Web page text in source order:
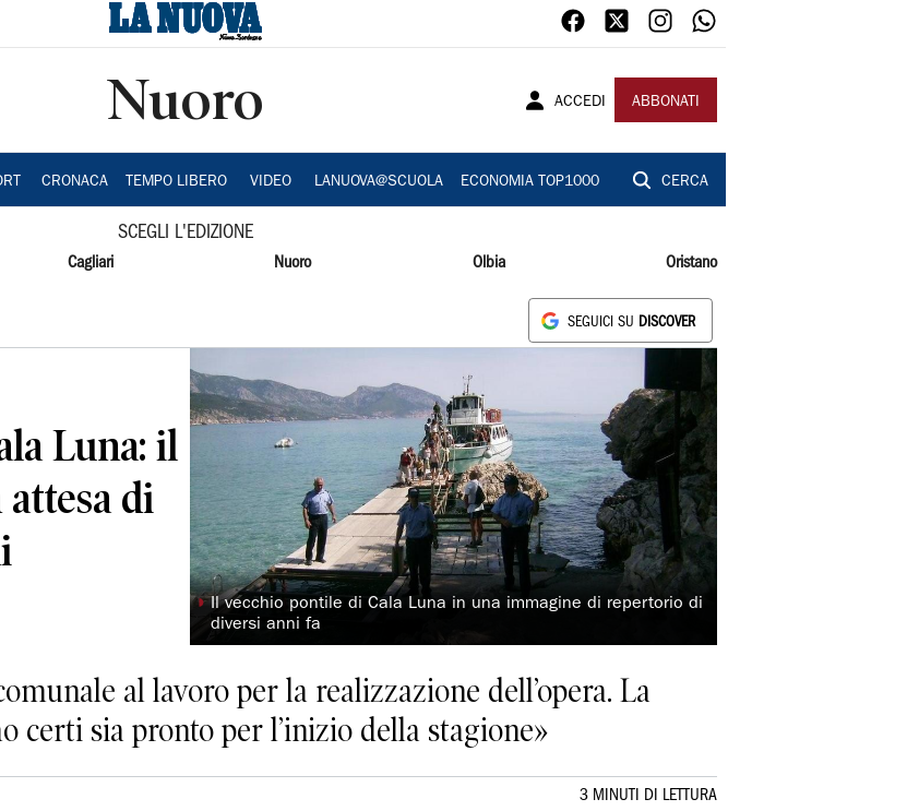
Nuoro ACCEDI ABBONATI
CRONACA TEMPO LIBERO VIDEO LANUOVA@SCUOLA ECONOMIA TOP1000 CERCA
SCEGLI L'EDIZIONE
Cagliari Nuoro Olbia Oristano
SEGUICI SU DISCOVER
Luna: il
di
◗ Il vecchio pontile di Cala Luna in una immagine di repertorio di
diversi anni fa
al lavoro per la realizzazione dell’opera. La
certi sia pronto per l’inizio della stagione»
3 MINUTI DI LETTURA